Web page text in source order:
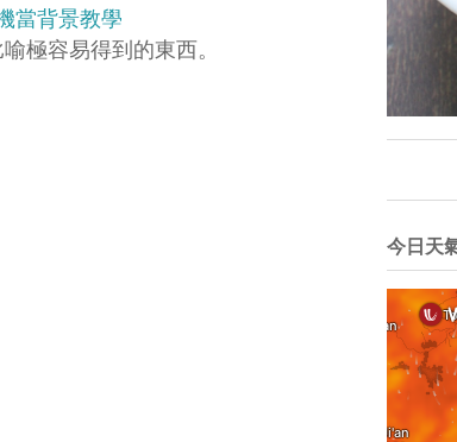
當背景教學
極容易得到的東西。
今日天